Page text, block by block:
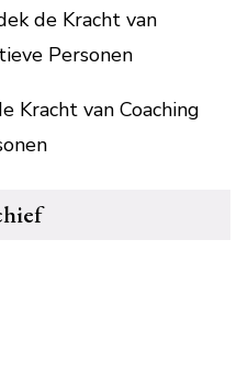
de Kracht van
Personen
Kracht van Coaching